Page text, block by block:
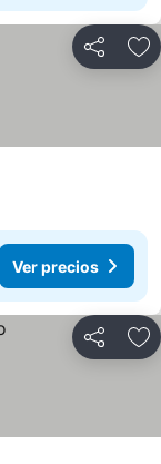
Compartir
Ver precios
Compartir